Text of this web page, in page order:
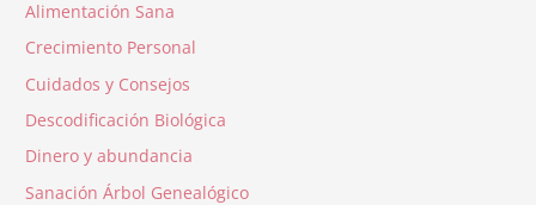
Alimentación Sana
Crecimiento Personal
Cuidados y Consejos
Descodificación Biológica
Dinero y abundancia
Sanación Árbol Genealógico